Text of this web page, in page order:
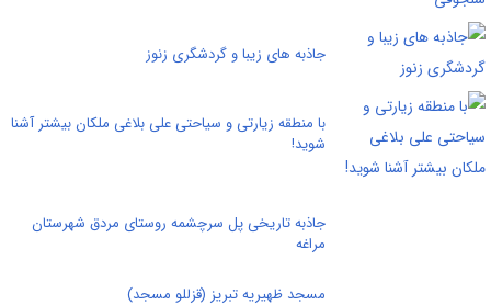
جاذبه های زیبا و گردشگری زنوز
با منطقه زیارتی و سیاحتی علی بلاغی ملکان بیشتر آشنا
شوید!
جاذبه تاریخی پل سرچشمه روستای مردق شهرستان
مراغه
مسجد ظهیریه تبریز (قزللو مسجد)